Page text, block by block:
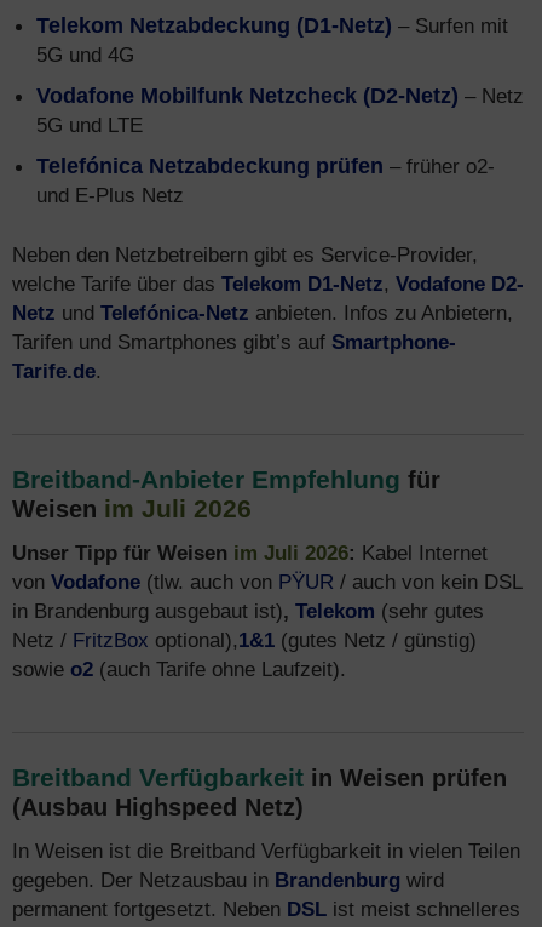
Telekom Netzabdeckung (D1-Netz) – Surfen mit
5G und 4G
Vodafone Mobilfunk Netzcheck (D2-Netz) – Netz
5G und LTE
Telefónica Netzabdeckung prüfen – früher o2-
und E-Plus Netz
Neben den Netzbetreibern gibt es Service-Provider,
welche Tarife über das Telekom D1-Netz, Vodafone D2-
Netz und Telefónica-Netz anbieten. Infos zu Anbietern,
Tarifen und Smartphones gibt’s auf Smartphone-
Tarife.de.
Breitband-Anbieter Empfehlung für
Weisen im Juli 2026
Unser Tipp für Weisen im Juli 2026: Kabel Internet
von Vodafone (tlw. auch von PŸUR / auch von kein DSL
in Brandenburg ausgebaut ist), Telekom (sehr gutes
Netz / FritzBox optional),1&1 (gutes Netz / günstig)
sowie o2 (auch Tarife ohne Laufzeit).
Breitband Verfügbarkeit in Weisen prüfen
(Ausbau Highspeed Netz)
In Weisen ist die Breitband Verfügbarkeit in vielen Teilen
gegeben. Der Netzausbau in Brandenburg wird
permanent fortgesetzt. Neben DSL ist meist schnelleres